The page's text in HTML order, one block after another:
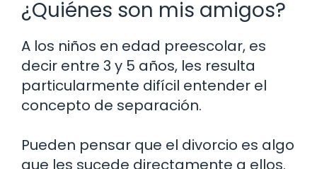
¿Quiénes son mis amigos?
A los niños en edad preescolar, es
decir entre 3 y 5 años, les resulta
particularmente difícil entender el
concepto de separación.
Pueden pensar que el divorcio es algo
que les sucede directamente a ellos.